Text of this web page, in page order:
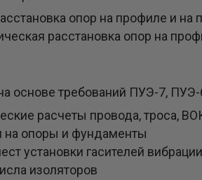
опор на профиле и на
расстановка опор на
основе требований ПУЭ-7, ПУЭ-
расчеты провода, троса,
на опоры и фундаменты
установки гасителей вибрации
изоляторов